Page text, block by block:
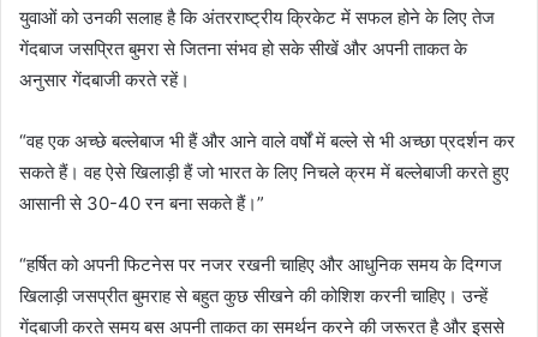
युवाओं को उनकी सलाह है कि अंतरराष्ट्रीय क्रिकेट में सफल होने के लिए तेज
गेंदबाज जसप्रित बुमरा से जितना संभव हो सके सीखें और अपनी ताकत के
अनुसार गेंदबाजी करते रहें।
“वह एक अच्छे बल्लेबाज भी हैं और आने वाले वर्षों में बल्ले से भी अच्छा प्रदर्शन कर
सकते हैं। वह ऐसे खिलाड़ी हैं जो भारत के लिए निचले क्रम में बल्लेबाजी करते हुए
आसानी से 30-40 रन बना सकते हैं।”
“हर्षित को अपनी फिटनेस पर नजर रखनी चाहिए और आधुनिक समय के दिग्गज
खिलाड़ी जसप्रीत बुमराह से बहुत कुछ सीखने की कोशिश करनी चाहिए। उन्हें
गेंदबाजी करते समय बस अपनी ताकत का समर्थन करने की जरूरत है और इससे